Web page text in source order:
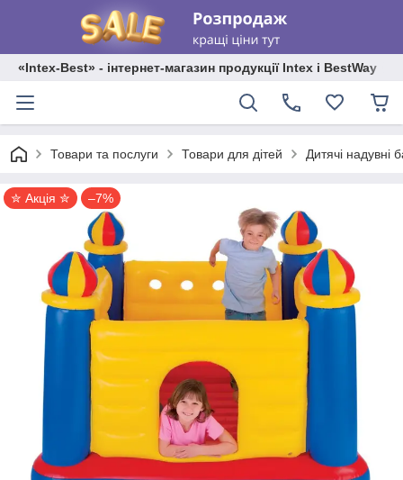
«Intex-Best» - інтернет-магазин продукції Intex і BestWay
Товари та послуги Товари для дітей Дитячі надувні
✮ Акція ✮ –7%